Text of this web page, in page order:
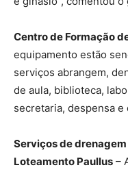
Centro de Formação
equipamento estão
serviços abrangem,
de aula, biblioteca,
secretaria, despensa
Serviços de
Loteamento Paullus –